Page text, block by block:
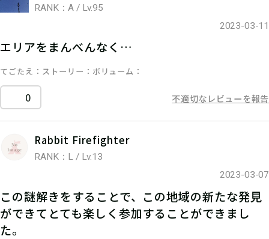
RANK：A / Lv.95
2023-03-11
エリアをまんべんなく…
てごたえ ストーリー ボリューム
0 不適切なレビューを報告
Rabbit Firefighter
RANK：L / Lv.13
2023-03-07
この謎解きをすることで、この地域の新たな発見
ができてとても楽しく参加することができまし
た。